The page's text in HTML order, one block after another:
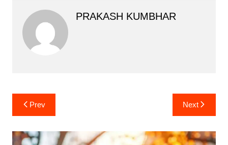
PRAKASH KUMBHAR
Post
navigation
Prev Next